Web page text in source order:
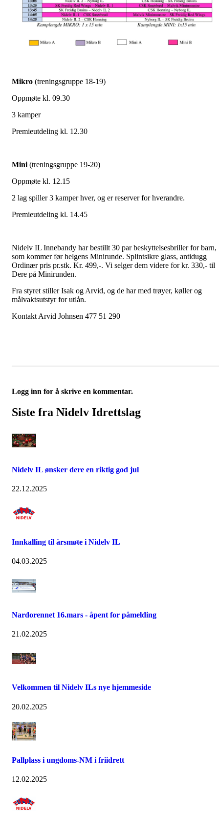
Mikro (treningsgruppe 18-19)
Oppmøte kl. 09.30
3 kamper
Premieutdeling kl. 12.30
Mini (treningsgruppe 19-20)
Oppmøte kl. 12.15
2 lag spiller 3 kamper hver, og er reserver for hverandre.
Premieutdeling kl. 14.45
Nidelv IL Innebandy har bestillt 30 par beskyttelsesbriller for barn,
som kommer før helgens Minirunde. Splintsikre glass, antidugg
Ordinær pris pr.stk. Kr. 499,-. Vi selger dem videre for kr. 330,- til
Dere på Minirunden.
Fra styret stiller Isak og Arvid, og de har med trøyer, køller og
målvaktsutstyr for utlån.
Kontakt Arvid Johnsen 477 51 290
Logg inn for å skrive en kommentar.
Siste fra Nidelv Idrettslag
Nidelv IL ønsker dere en riktig god jul
22.12.2025
Innkalling til årsmøte i Nidelv IL
04.03.2025
Nardorennet 16.mars - åpent for påmelding
21.02.2025
Velkommen til Nidelv ILs nye hjemmeside
20.02.2025
Pallplass i ungdoms-NM i friidrett
12.02.2025